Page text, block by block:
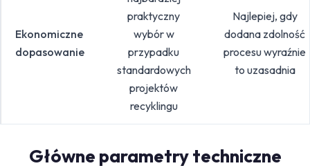
Ekonomiczne
dopasowanie
praktyczny
wybór w
przypadku
standardowych
projektów
recyklingu
Najlepiej, gdy
dodana zdolność
procesu wyraźnie
to uzasadnia
Główne parametry techniczne